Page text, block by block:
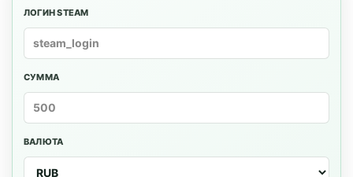
ЛОГИН STEAM
СУММА
ВАЛЮТА